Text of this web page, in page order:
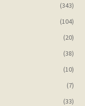
(343)
(104)
(20)
(38)
(10)
(7)
(33)